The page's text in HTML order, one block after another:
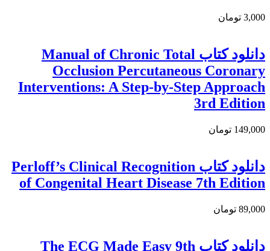
3,000 تومان
دانلود كتاب Manual of Chronic Total
Occlusion Percutaneous Coronary
Interventions: A Step-by-Step Approach
3rd Edition
149,000 تومان
دانلود کتاب Perloff’s Clinical Recognition
of Congenital Heart Disease 7th Edition
89,000 تومان
دانلود كتاب The ECG Made Easy 9th